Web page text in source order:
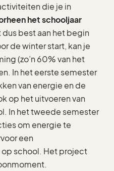
die je in
het schooljaar
best aan het begin
de winter start, kan je
(zo’n 60% van het
In het eerste semester
van energie en de
op het uitvoeren van
In het tweede semester
om energie te
een
school. Het project